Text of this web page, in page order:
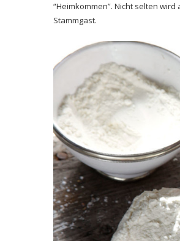
“Heimkommen”. Nicht selten
Stammgast.